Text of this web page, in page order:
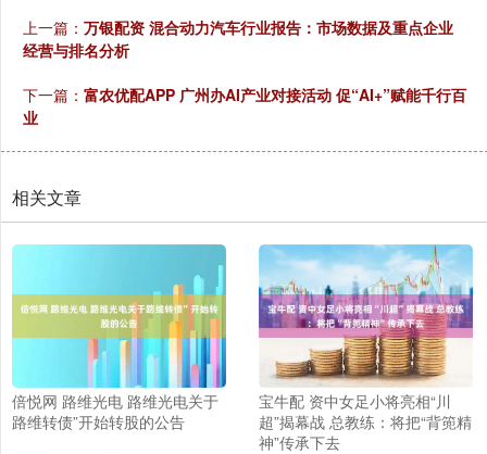
上一篇： 万银配资 混合动力汽车行业报告：市场数据及重点企业
经营与排名分析
下一篇： 富农优配APP 广州办AI产业对接活动 促“AI+”赋能千行百
业
相关文章
倍悦网 路维光电 路维光电关于
路维转债”开始转股的公告
宝牛配 资中女足小将亮相“川
超”揭幕战 总教练：将把“背篼精
神”传承下去